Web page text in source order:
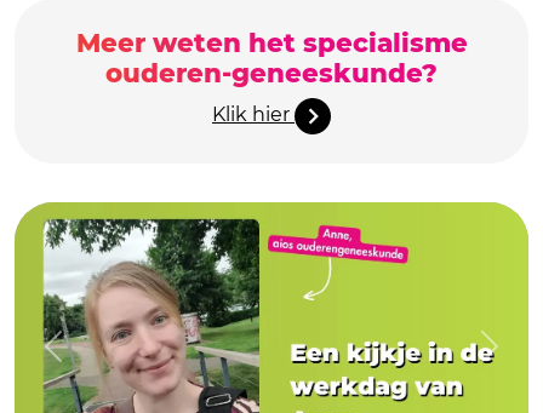
Meer weten het specialisme
ouderen-geneeskunde?
Klik hier
Previous Next